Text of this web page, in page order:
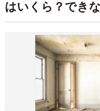
はいくら？でき